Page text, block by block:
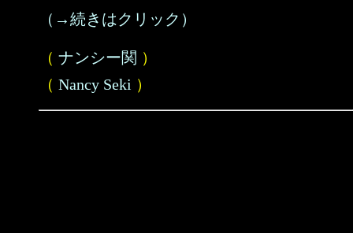
（→続きはクリック）
（ ナンシー関 ）
（ Nancy Seki ）